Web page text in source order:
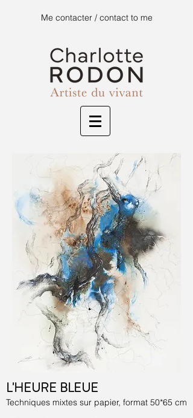
Me contacter / contact to me
L'HEURE BLEUE
Techniques mixtes sur papier, format 50*65 cm